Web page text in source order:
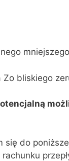
bliskiego
do